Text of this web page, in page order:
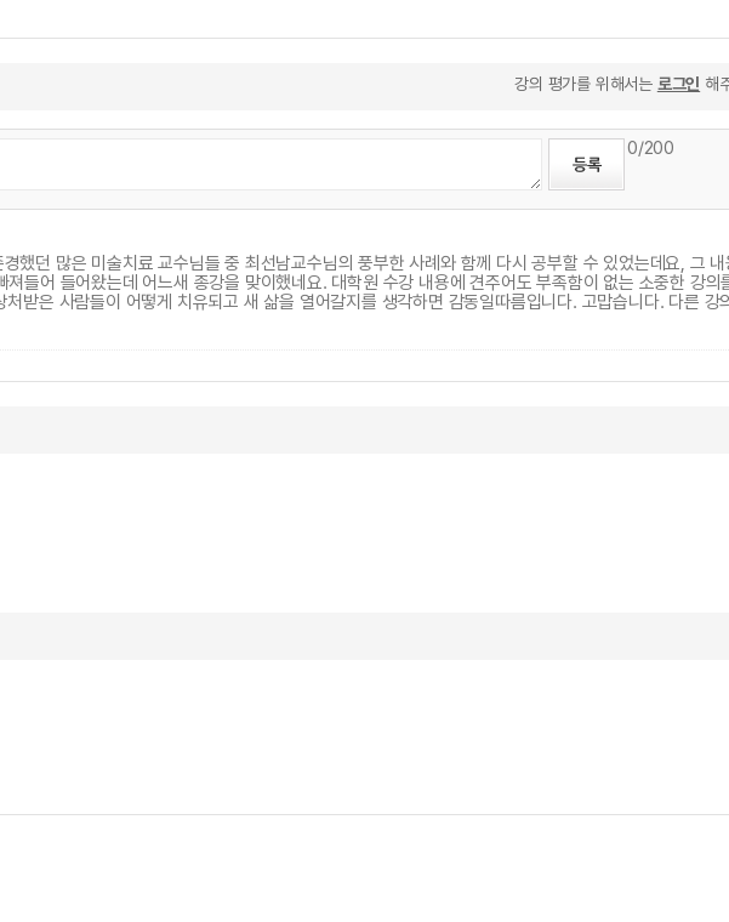
강의 평가를 위해서는 로그인 해
0/200
던 많은 미술치료 교수님들 중 최선남교수님의 풍부한 사례와 함께 다시 공부할 수 있었는데요, 그
들어 들어왔는데 어느새 종강을 맞이했네요. 대학원 수강 내용에 견주어도 부족함이 없는 소중한 강의
받은 사람들이 어떻게 치유되고 새 삶을 열어갈지를 생각하면 감동일따름입니다. 고맙습니다. 다른 강